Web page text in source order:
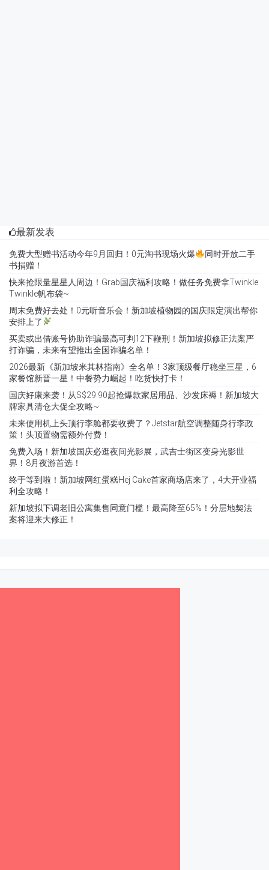
最新发表
免费大型赠书活动今年9月回归！0元淘书现场火爆
同时开放二手
书捐赠！
快来抢限量星星人周边！Grab国庆福利攻略！做任务免费拿Twinkle
Twinkle帆布袋~
周末免费好去处！0元听音乐会！新加坡植物园的国庆限定演出帮你
安排上了
买卖或出借账号协助诈骗最高可判12下鞭刑！新加坡拟修正法案严
打诈骗，未来有望推出全国诈骗名单！
2026最新《新加坡米其林指南》全名单！3家顶级餐厅稳坐三星，6
家餐馆新晋一星！中餐势力崛起！吃货快打卡！
国庆好康来袭！从S$29.90起抢爆款家居用品、沙发床褥！新加坡大
牌家具清仓大促全攻略~
未来使用机上头顶行李舱都要收费了？Jetstar航空调整随身行李政
策！头顶置物需额外付费！
免费入场！新加坡国庆必逛夜间光影展，武吉士街区变身光影世
界！8月夜游首选！
终于等到啦！新加坡网红蛋糕Hej Cake首家商场店来了，4大开业福
利全攻略！
新加坡拟下调老旧公寓集售同意门槛！最高降至65%！分层地契法
案将迎来大修正！